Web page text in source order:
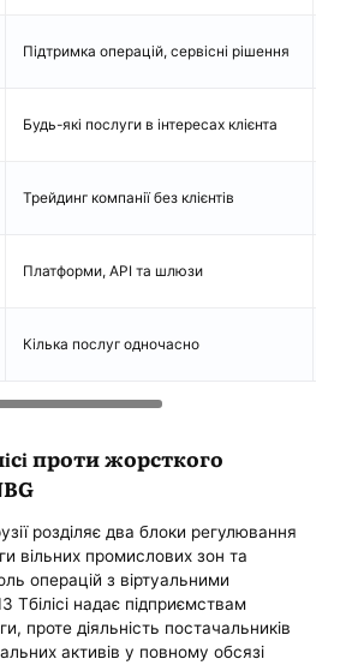
Підтримка операцій, сервісні рішення
Будь-які послуги в інтересах клієнта
Трейдинг компанії без клієнтів
Платформи, API та шлюзи
Кілька послуг одночасно
проти жорсткого
розділяє два блоки регулювання
вільних промислових зон та
операцій з віртуальними
Тбілісі надає підприємствам
проте діяльність постачальників
активів у повному обсязі